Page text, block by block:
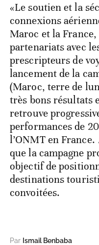
«Le soutien et la
connexions
Maroc et la
partenariats avec
prescripteurs de
lancement de la
(Maroc, terre de
très bons résultats
retrouve
performances de
l’ONMT en France.
que la campagne
objectif de
destinations
convoitées.
Par Ismail Benbaba